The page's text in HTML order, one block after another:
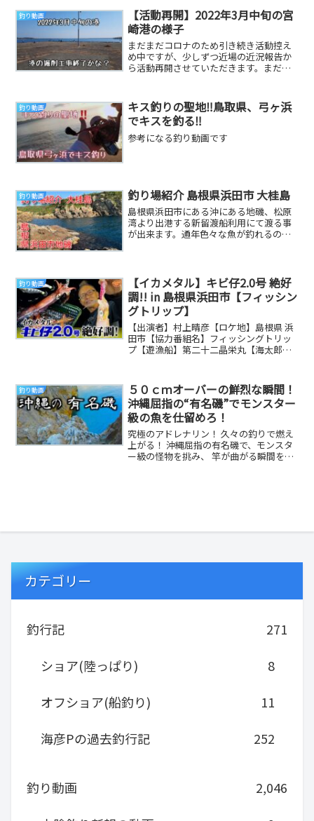
釣り動画
【活動再開】2022年3月中旬の宮
崎港の様子
まだまだコロナのため引き続き活動控え
め中ですが、少しずつ近場の近況報告か
ら活動再開させていただきます。まだま
釣り動画
キス釣りの聖地‼️鳥取県、弓ヶ浜
でキスを釣る‼️
参考になる釣り動画です
釣り動画 釣り場紹介 島根県浜田市 大桂島
島根県浜田市にある沖にある地磯、松原
湾より出港する新留渡船利用にて渡る事
が出来ます。通年色々な魚が釣れるので
釣り動画
【イカメタル】キビ仔2.0号 絶好
調!! in 島根県浜田市【フィッシン
グトリップ】
【出演者】村上晴彦【ロケ地】島根県 浜
田市【協力番組名】フィッシングトリッ
プ【遊漁船】第二十二晶栄丸【海太郎：
釣り動画
５０ｃｍオーバーの鮮烈な瞬間！
沖縄屈指の“有名磯”でモンスター
級の魚を仕留めろ！
究極のアドレナリン！ 久々の釣りで燃え
上がる！ 沖縄屈指の有名磯で、モンスタ
ー級の怪物を挑み、 竿が曲がる瞬間を喜
カテゴリー
釣行記
271
ショア(陸っぱり)
8
オフショア(船釣り)
11
海彦Pの過去釣行記
252
釣り動画
2,046